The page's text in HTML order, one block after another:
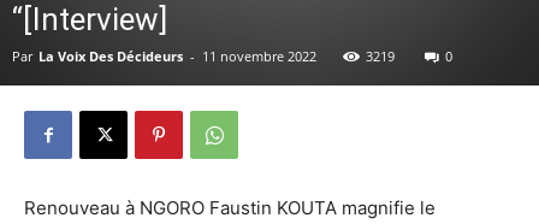
“[Interview]
Par La Voix Des Décideurs - 11 novembre 2022 3219 0
Renouveau à NGORO Faustin KOUTA magnifie le